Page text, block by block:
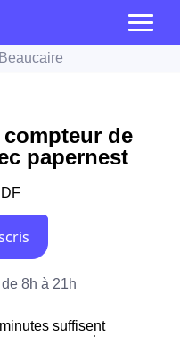
Beaucaire